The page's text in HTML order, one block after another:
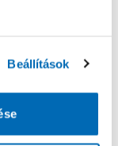
Beállítások